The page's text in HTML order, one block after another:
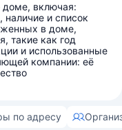
включая:
наличие и список
в доме,
такие как год
и использованные
компании: её
по адресу